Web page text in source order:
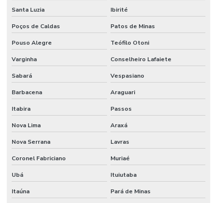
Limpeza Técnica De Ambientes
Limpeza Técnica De Ambientes Industriais
Limpeza Técnica De Indústrias E Escritórios
Manutenção corporativa
Manutenção De Edifícios
Manutenção De Espaços E Limpeza Segura
Manutenção De Iluminação De Edifícios
Manutenção De Impermeabilização Predial
Manutenção De Jardins E Limpeza
Santa Luzia Ibirité
Poços de Caldas Patos de Minas
Pouso Alegre Teófilo Otoni
Varginha Conselheiro Lafaiete
Sabará Vespasiano
Barbacena Araguari
Itabira Passos
Nova Lima Araxá
Nova Serrana Lavras
Coronel Fabriciano Muriaé
Ubá Ituiutaba
Itaúna Pará de Minas